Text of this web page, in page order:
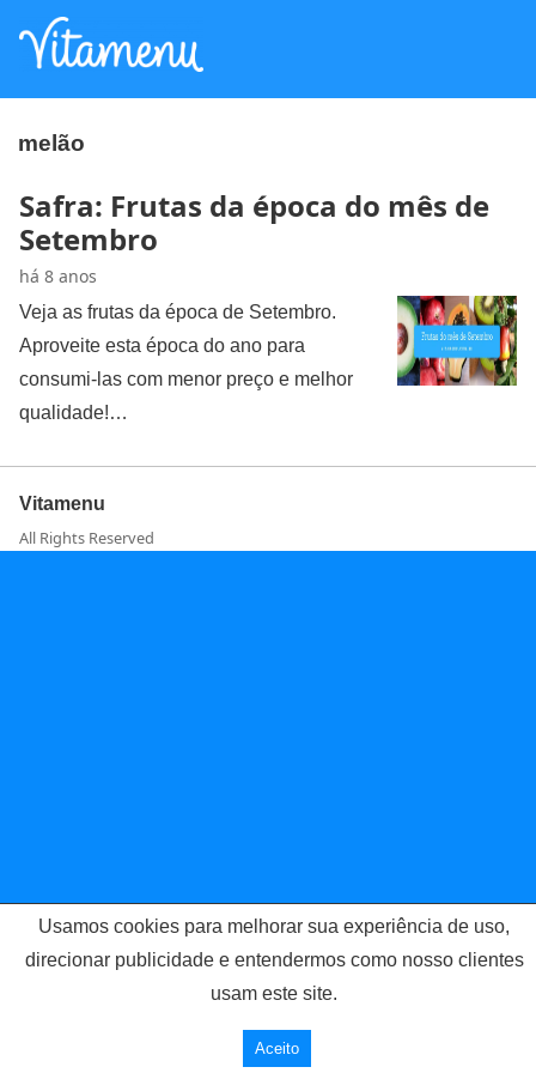
melão
Safra: Frutas da época do mês de
Setembro
há 8 anos
Veja as frutas da época de Setembro.
Aproveite esta época do ano para
consumi-las com menor preço e melhor
qualidade!…
Vitamenu
All Rights Reserved
Usamos cookies para melhorar sua experiência de uso,
direcionar publicidade e entendermos como nosso clientes
usam este site.
Aceito